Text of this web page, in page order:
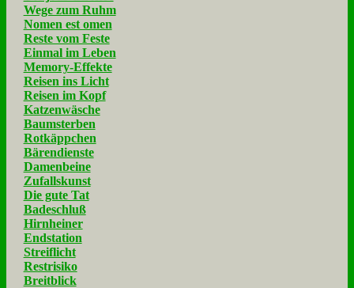
Wege zum Ruhm
Nomen est omen
Reste vom Feste
Einmal im Leben
Memory-Effekte
Reisen ins Licht
Reisen im Kopf
Katzenwäsche
Baumsterben
Rotkäppchen
Bärendienste
Damenbeine
Zufallskunst
Die gute Tat
Badeschluß
Hirnheiner
Endstation
Streiflicht
Restrisiko
Breitblick